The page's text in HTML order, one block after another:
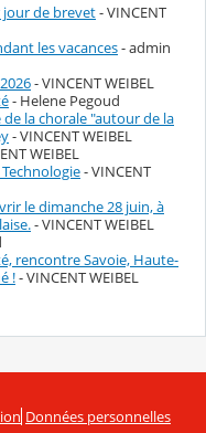
jour de brevet- VINCENT
les vacances- admin
- VINCENT WEIBEL
- Helene Pegoud
la chorale "autour de la
- VINCENT WEIBEL
WEIBEL
- VINCENT
le dimanche 28 juin, à
- VINCENT WEIBEL
rencontre Savoie, Haute-
!- VINCENT WEIBEL
Données personnelles